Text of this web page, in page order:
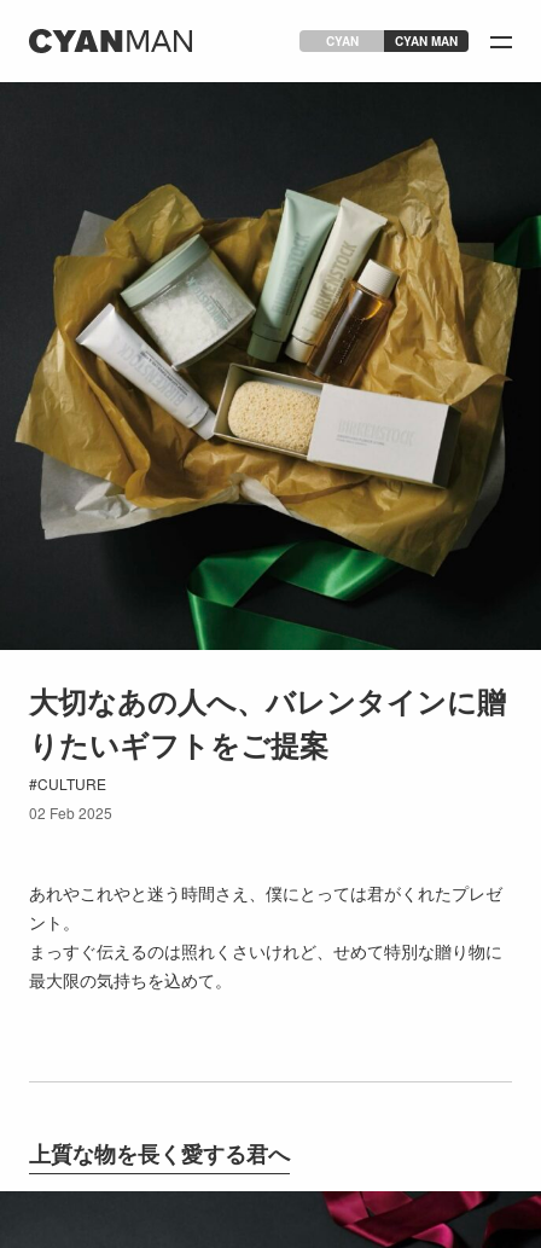
CYAN CYAN MAN
大切なあの人へ、バレンタインに贈
りたいギフトをご提案
CULTURE
02 Feb 2025
あれやこれやと迷う時間さえ、僕にとっては君がくれたプレゼ
ント。
まっすぐ伝えるのは照れくさいけれど、せめて特別な贈り物に
最大限の気持ちを込めて。
上質な物を長く愛する君へ